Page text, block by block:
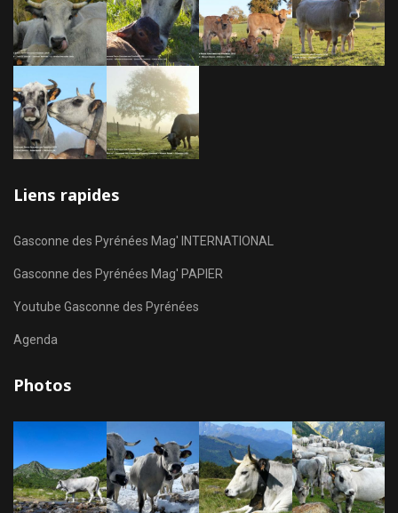
Liens rapides
Gasconne des Pyrénées Mag' INTERNATIONAL
Gasconne des Pyrénées Mag' PAPIER
Youtube Gasconne des Pyrénées
Agenda
Photos